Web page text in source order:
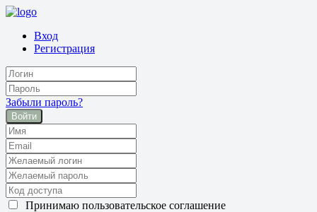
Вход
Регистрация
Забыли пароль?
Войти
Принимаю пользовательское соглашение